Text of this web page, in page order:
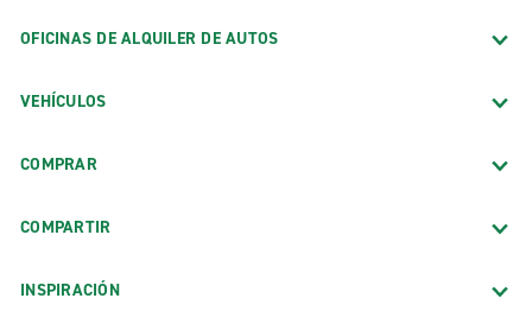
OFICINAS DE ALQUILER DE AUTOS
VEHÍCULOS
COMPRAR
COMPARTIR
INSPIRACIÓN